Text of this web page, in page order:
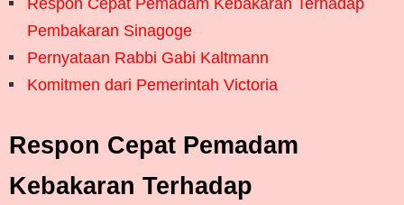
Respon Cepat Pemadam Kebakaran Terhadap
Pembakaran Sinagoge
Pernyataan Rabbi Gabi Kaltmann
Komitmen dari Pemerintah Victoria
Respon Cepat Pemadam
Kebakaran Terhadap